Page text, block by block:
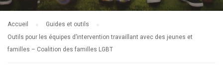
Accueil
Guides et outils
Outils pour les équipes d’intervention travaillant avec des jeunes et
familles – Coalition des familles LGBT